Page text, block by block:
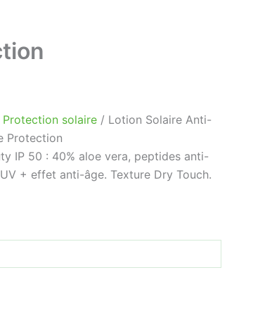
Protection solaire / Lotion Solaire Anti-
Protection
IP 50 : 40% aloe vera, peptides anti-
+ effet anti-âge. Texture Dry Touch.